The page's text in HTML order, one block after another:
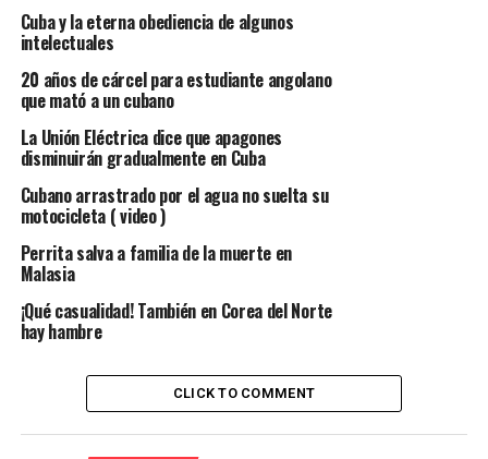
Cuba y la eterna obediencia de algunos
intelectuales
20 años de cárcel para estudiante angolano
que mató a un cubano
La Unión Eléctrica dice que apagones
disminuirán gradualmente en Cuba
Cubano arrastrado por el agua no suelta su
motocicleta ( video )
Perrita salva a familia de la muerte en
Malasia
¡Qué casualidad! También en Corea del Norte
hay hambre
CLICK TO COMMENT